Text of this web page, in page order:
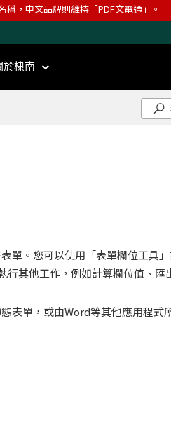
，中文品牌則維持「PDF文電通」。
於棣南
單。您可以使用「表單欄位工具
其他工作，例如計算欄位值、
表單，或由Word等其他應用程式